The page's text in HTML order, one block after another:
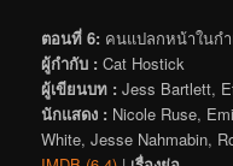
ตอนที่ 6: คนแปลกหน้าในกำ
ผู้กำกับ : Cat Hostick
ผู้เขียนบท : Jess Bartlett,
นักแสดง : Nicole Ruse,
White, Jesse Nahmabin,